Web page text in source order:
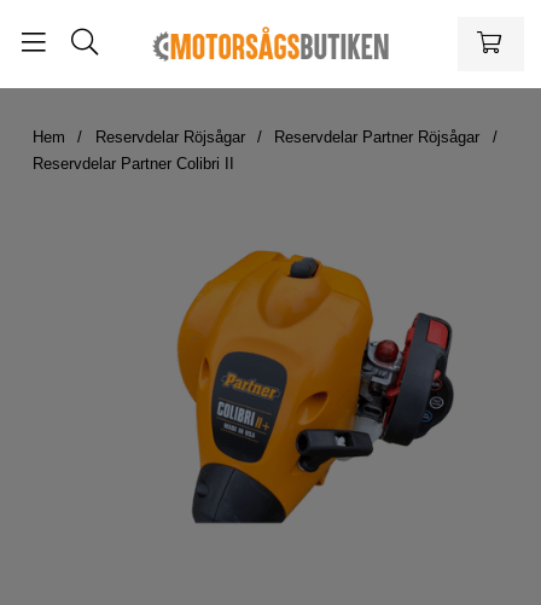
Hem Reservdelar Röjsågar
Reservdelar Partner Röjsågar
Reservdelar Partner Colibri II